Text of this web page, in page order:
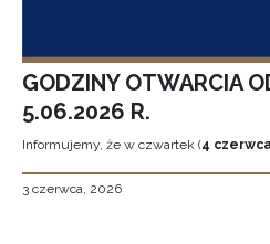
GODZINY OTWARCIA
5.06.2026 R.
Informujemy, że w czwartek (4
3 czerwca, 2026